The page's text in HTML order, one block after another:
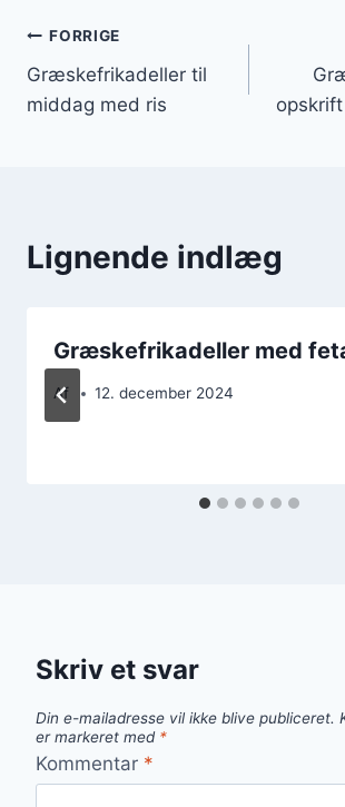
Indlægsnavigation
FORRIGE
Græskefrikadeller til
middag med ris
Lignende indlæg
Græskefrikadeller med
Af 12. december 2024
Skriv et svar
Din e-mailadresse vil ikke blive publiceret.
er markeret med *
Kommentar *